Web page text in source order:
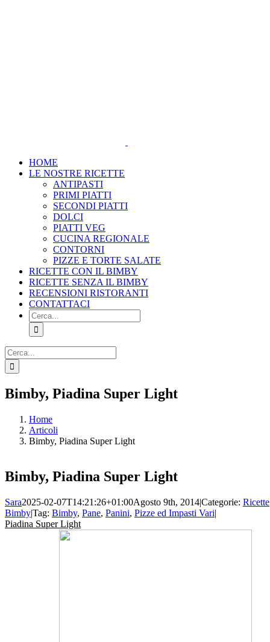
HOME
LE NOSTRE RICETTE
ANTIPASTI
PRIMI PIATTI
SECONDI PIATTI
DOLCI
PIATTI VEG
CUCINA REGIONALE
CONTORNI
PIZZE E TORTE SALATE
RICETTE CON IL BIMBY
RICETTE SENZA IL BIMBY
RECENSIONI RISTORANTI
CONTATTACI
Cerca
per:
Cerca
per:
Bimby, Piadina Super Light
Home
Articoli
Bimby, Piadina Super Light
Bimby, Piadina Super Light
Sara2025-02-07T14:21:26+01:00Agosto 9th, 2014|Categorie: Ricette
Bimby|Tag: Bimby, Pane, Panini, Pizze ed Impasti Vari|
Piadina Super Light